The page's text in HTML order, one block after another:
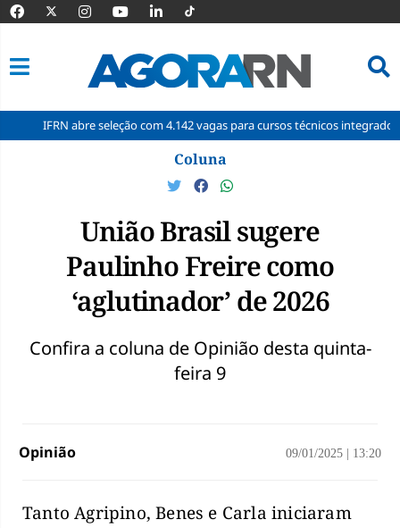
abre seleção com 4.142 vagas para cursos técnicos integrados
Coluna
União Brasil sugere
Paulinho Freire como
‘aglutinador’ de 2026
Confira a coluna de Opinião desta quinta-
feira 9
Opinião 09/01/2025 13:20
Tanto Agripino, Benes e Carla iniciaram